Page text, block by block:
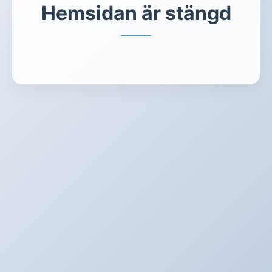
Hemsidan är stängd